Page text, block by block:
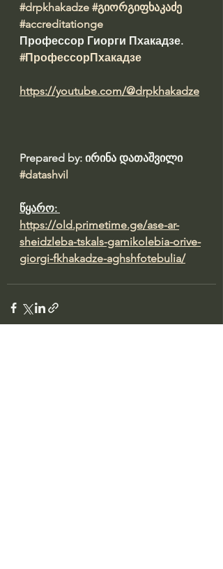
#drpkhakadze #გიორგიფხაკაძე
#accreditationge
Профессор Гиорги Пхакадзе.
#ПрофессорПхакадзе
https://youtube.com/@drpkhakadze
Prepared by: ირინა დათაშვილი
#datashvil
წყარო:
https://old.primetime.ge/ase-ar-
sheidzleba-tskals-gamikolebia-orive-
giorgi-fkhakadze-aghshfotebulia/